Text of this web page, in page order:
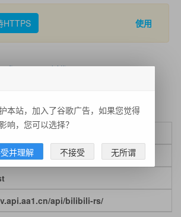
HTTPS 使用
参照 示例代码
api/bilibili-rs/
本站，加入了谷歌广告，如果您觉得
响，您可以选择？
并理解 不接受 无所谓